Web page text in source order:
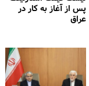
پس از آغاز به کار در
عراق